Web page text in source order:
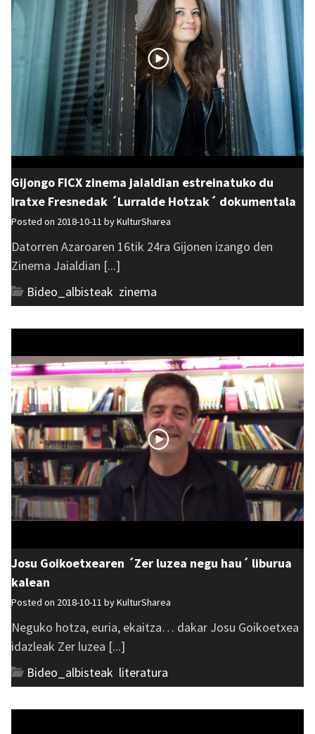
Gijongo FICX zinema jaialdian estreinatuko du
Iratxe Fresnedak ´Lurralde Hotzak´ dokumentala
Posted on 2018-10-11 byKulturSharea
Datorren Azaroaren 16tik 24ra Gijonen izango den
Zinema Jaialdian [...]
Bideo_albisteak zinema
Josu Goikoetxearen ´Zer luzea negu hau´ liburua
kalean
Posted on 2018-10-11 byKulturSharea
Neguko hotza, euria, ekaitza… dakar Josu Goikoetxea
idazleak Zer luzea [...]
Bideo_albisteak literatura